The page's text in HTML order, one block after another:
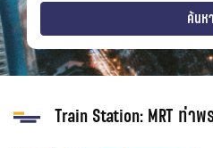
strain-station
ค้นหา
Train Station:MRT ท่า